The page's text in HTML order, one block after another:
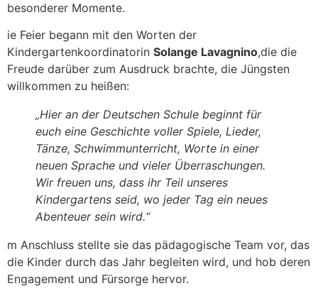
besonderer Momente.
ie Feier begann mit den Worten der
Kindergartenkoordinatorin Solange Lavagnino,die die
Freude darüber zum Ausdruck brachte, die Jüngsten
willkommen zu heißen:
„Hier an der Deutschen Schule beginnt für
euch eine Geschichte voller Spiele, Lieder,
Tänze, Schwimmunterricht, Worte in einer
neuen Sprache und vieler Überraschungen.
Wir freuen uns, dass ihr Teil unseres
Kindergartens seid, wo jeder Tag ein neues
Abenteuer sein wird.“
m Anschluss stellte sie das pädagogische Team vor, das
die Kinder durch das Jahr begleiten wird, und hob deren
Engagement und Fürsorge hervor.